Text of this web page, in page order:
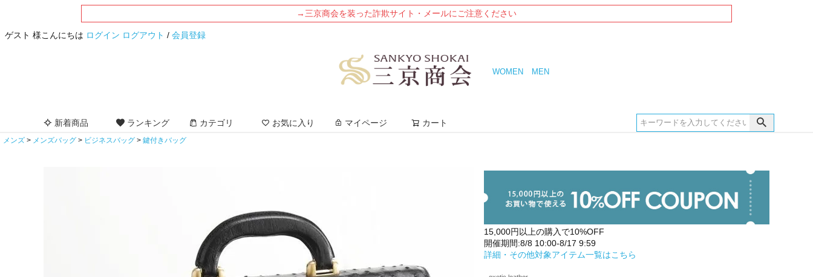
→三京商会を装った詐欺サイト・メールにご注意ください
ゲスト 様こんにちは ログイン ログアウト / 会員登録
WOMEN MEN
新着商品 ランキング カテゴリ お気に入り マイページ カート
メンズ メンズバッグ ビジネスバッグ 鍵付きバッグ
15,000円以上の購入で10%OFF
開催期間:8/8 10:00-8/17 9:59
詳細・その他対象アイテム一覧はこちら